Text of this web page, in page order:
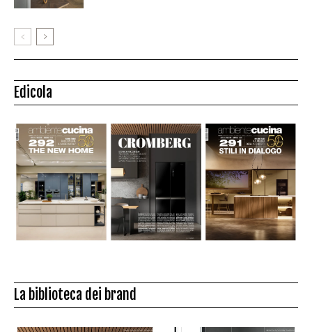
Edicola
La biblioteca dei brand